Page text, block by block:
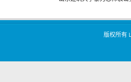
版权所有